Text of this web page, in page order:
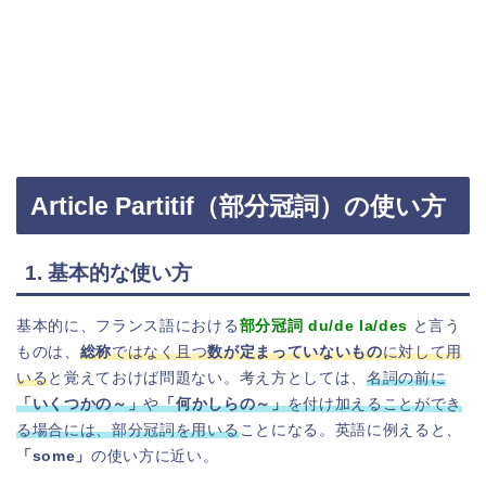
Article Partitif（部分冠詞）の使い方
1. 基本的な使い方
基本的に、フランス語における 部分冠詞 du/de la/des と言う
ものは、 総称ではなく且つ数が定まっていないものに対して用
いると覚えておけば問題ない。考え方としては、 名詞の前に
「いくつかの～」や「何かしらの～」を付け加えることができ
る場合には、部分冠詞を用いることになる。英語に例えると、
「some」の使い方に近い。